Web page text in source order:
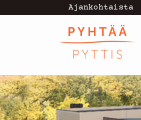
pääsisältöön
-
current
Ajankohtaista